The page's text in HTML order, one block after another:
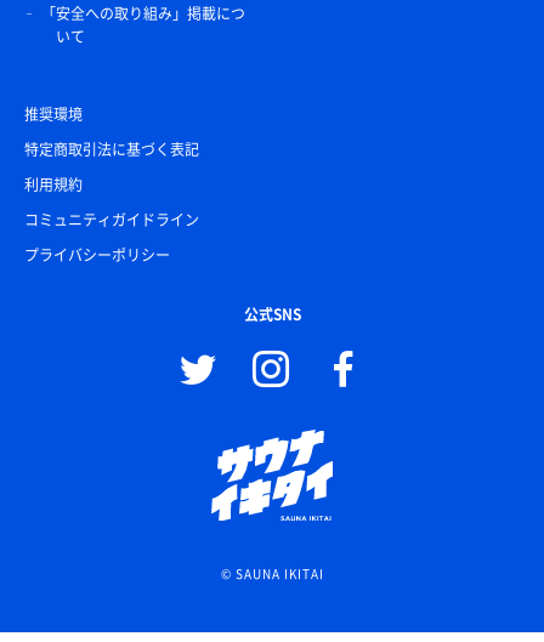
「安全への取り組み」掲載につ
いて
推奨環境
特定商取引法に基づく表記
利用規約
コミュニティガイドライン
プライバシーポリシー
公式SNS
© SAUNA IKITAI